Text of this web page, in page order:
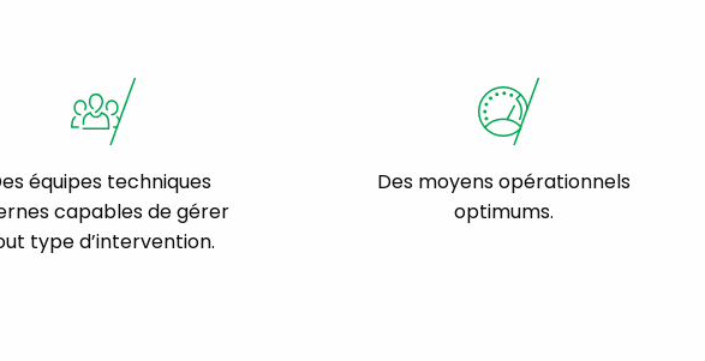
équipes techniques
capables de gérer
type d’intervention.
Des moyens opérationnels
optimums.